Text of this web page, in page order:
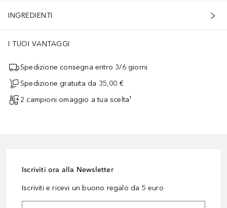
INGREDIENTI
I TUOI VANTAGGI
Spedizione consegna entro 3/6 giorni
Spedizione gratuita da 35,00 €
2 campioni omaggio a tua scelta¹
Iscriviti ora alla Newsletter
Iscriviti e ricevi un buono regalo da 5 euro